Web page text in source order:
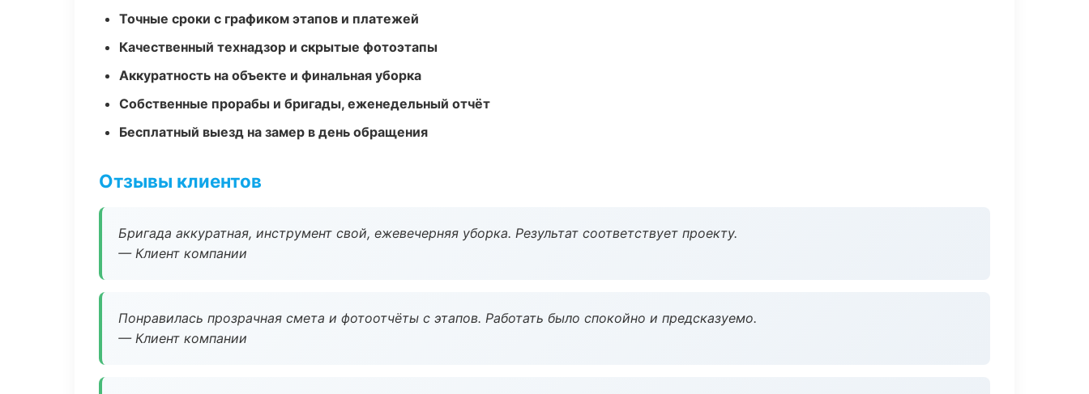
Точные сроки с графиком этапов и платежей
Качественный технадзор и скрытые фотоэтапы
Аккуратность на объекте и финальная уборка
Собственные прорабы и бригады, еженедельный отчёт
Бесплатный выезд на замер в день обращения
Отзывы клиентов
Бригада аккуратная, инструмент свой, ежевечерняя уборка. Результат соответствует проекту.
— Клиент компании
Понравилась прозрачная смета и фотоотчёты с этапов. Работать было спокойно и предсказуемо.
— Клиент компании